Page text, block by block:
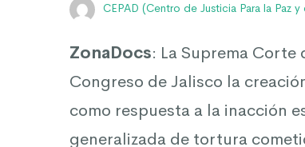
la
Tortura
CEPAD (Centro de Justicia Para la Paz
ZonaDocs: La Suprema
Congreso de Jalisco la
como respuesta a la inacción
generalizada de tortura